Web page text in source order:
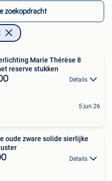
zoekopdracht
Marie Thérèse 8
reserve stukken
Details
5 jun 26
oude zware solide sierlijke
Details